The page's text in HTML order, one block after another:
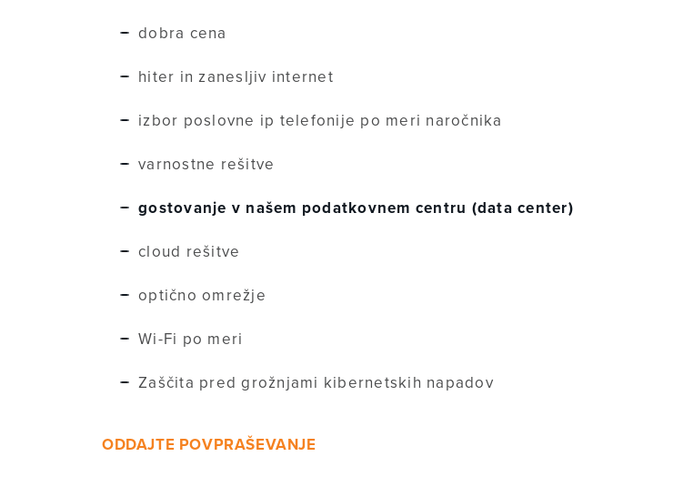
dobra cena
hiter in zanesljiv internet
izbor poslovne ip telefonije po meri naročnika
varnostne rešitve
gostovanje v našem podatkovnem centru (data center)
cloud rešitve
optično omrežje
Wi-Fi po meri
Zaščita pred grožnjami kibernetskih napadov
ODDAJTE POVPRAŠEVANJE